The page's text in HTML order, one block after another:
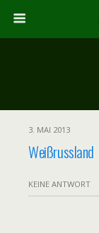
3. MAI 2013
Weißrussland
KEINE ANTWORT